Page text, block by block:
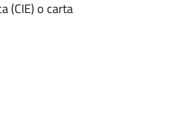
(CIE) o carta